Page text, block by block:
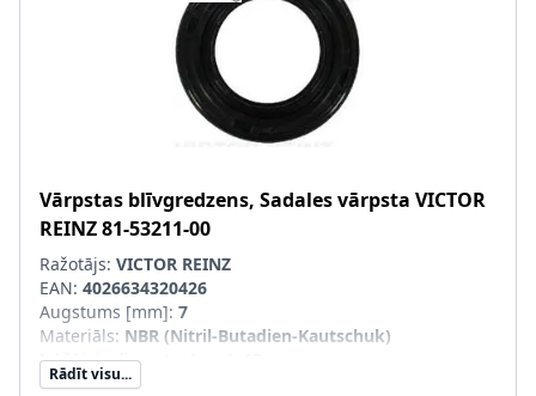
Vārpstas blīvgredzens, Sadales vārpsta VICTOR
REINZ81-53211-00
Ražotājs: VICTOR REINZ
EAN: 4026634320426
Augstums [mm]: 7
Materiāls: NBR (Nitril-Butadien-Kautschuk)
Iekšējais diametrs [mm]
Ārējais diametrs [mm]
Rādīt visu...